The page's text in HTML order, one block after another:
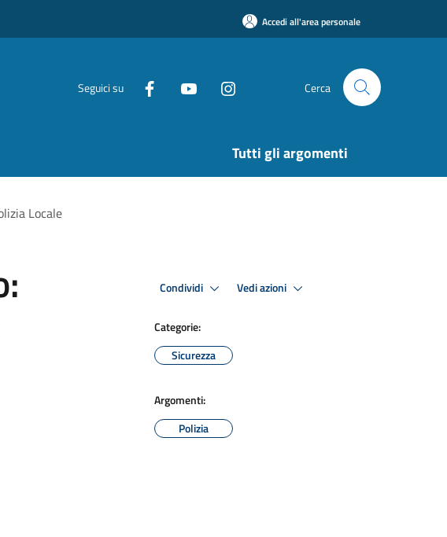
Accedi all'area personale
Seguici su Cerca
Tutti gli argomenti
Locale
Condividi Vedi azioni
Categorie:
Sicurezza
Argomenti:
Polizia